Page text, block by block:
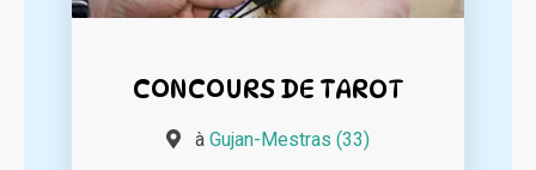
CONCOURS DE TAROT
à Gujan-Mestras (33)